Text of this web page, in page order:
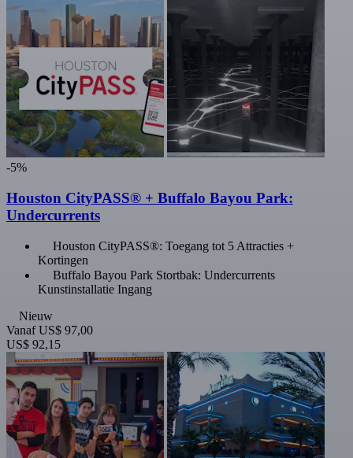
-5%
Houston CityPASS® + Buffalo Bayou Park:
Undercurrents
Houston CityPASS®: Toegang tot 5 Attracties +
Kortingen
Buffalo Bayou Park Stortbak: Undercurrents
Kunstinstallatie Ingang
Nieuw
Vanaf US$ 97,00
US$ 92,15